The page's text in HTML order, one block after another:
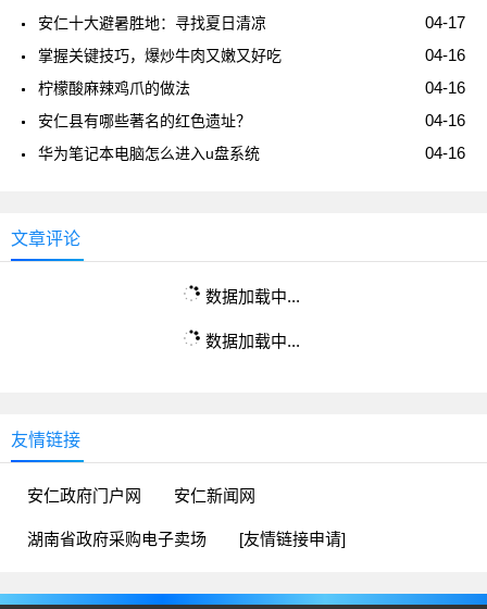
04-17
安仁十大避暑胜地：寻找夏日清凉
04-16
掌握关键技巧，爆炒牛肉又嫩又好吃
04-16
柠檬酸麻辣鸡爪的做法
04-16
安仁县有哪些著名的红色遗址？
04-16
华为笔记本电脑怎么进入u盘系统
文章评论
数据加载中...
数据加载中...
友情链接
安仁政府门户网 安仁新闻网
湖南省政府采购电子卖场 [友情链接申请]